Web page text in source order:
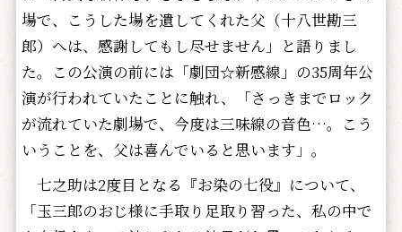
場で、こうした場を遺してくれた父（十八世勘三
郎）へは、感謝してもし尽せません」と語りまし
た。この公演の前には「劇団☆新感線」の35周年公
演が行われていたことに触れ、「さっきまでロック
が流れていた劇場で、今度は三味線の音色…。こう
いうことを、父は喜んでいると思います」。
七之助は2度目となる『お染の七役』について、
「玉三郎のおじ様に手取り足取り習った、私の中で